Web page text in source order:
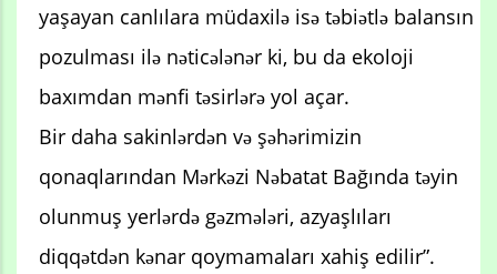
yaşayan canlılara müdaxilə isə təbiətlə balansın
pozulması ilə nəticələnər ki, bu da ekoloji
baxımdan mənfi təsirlərə yol açar.
Bir daha sakinlərdən və şəhərimizin
qonaqlarından Mərkəzi Nəbatat Bağında təyin
olunmuş yerlərdə gəzmələri, azyaşlıları
diqqətdən kənar qoymamaları xahiş edilir”.